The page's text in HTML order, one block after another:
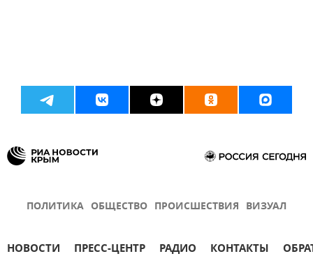
ПОЛИТИКА ОБЩЕСТВО ПРОИСШЕСТВИЯ ВИЗУАЛ
НОВОСТИ ПРЕСС-ЦЕНТР РАДИО КОНТАКТЫ